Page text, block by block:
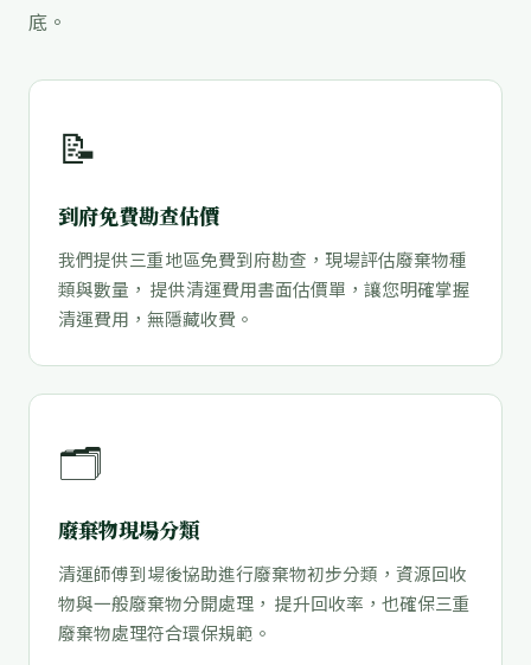
底。
📝
到府免費勘查估價
我們提供三重地區免費到府勘查，現場評估廢棄物種
類與數量， 提供清運費用書面估價單，讓您明確掌握
清運費用，無隱藏收費。
🗂️
廢棄物現場分類
清運師傅到場後協助進行廢棄物初步分類，資源回收
物與一般廢棄物分開處理， 提升回收率，也確保三重
廢棄物處理符合環保規範。